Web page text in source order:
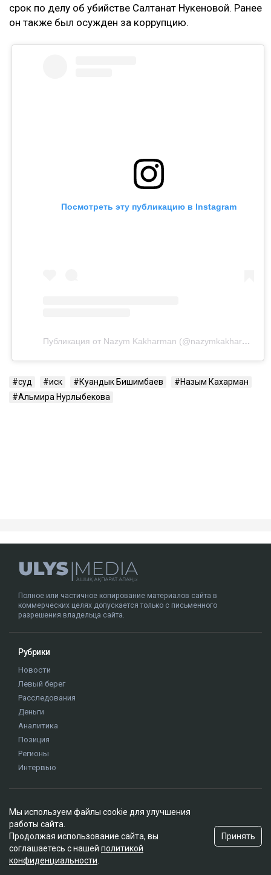
срок по делу об убийстве Салтанат Нукеновой. Ранее
он также был осужден за коррупцию.
Посмотреть эту публикацию в Instagram
Публикация от Nazym Kakharman (@nazymkakharman)
суд иск Куандык Бишимбаев
Назым Кахарман
Альмира Нурлыбекова
Полное или частичное копирование материалов сайта в
коммерческих целях допускается только с письменного
разрешения владельца сайта.
Рубрики
Новости
Левый берег
Расследования
Деньги
Аналитика
Позиция
Регионы
Интервью
О проекте
Правила сайта
Реклама на сайте
Контакты
Мы используем файлы cookie для улучшения
работы сайта.
Продолжая использование сайта, вы
соглашаетесь с нашей политикой
конфиденциальности
Принять